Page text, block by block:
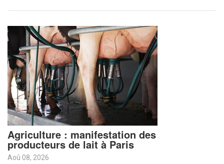
Agriculture : manifestation des
producteurs de lait à Paris
Aoû 08, 2026